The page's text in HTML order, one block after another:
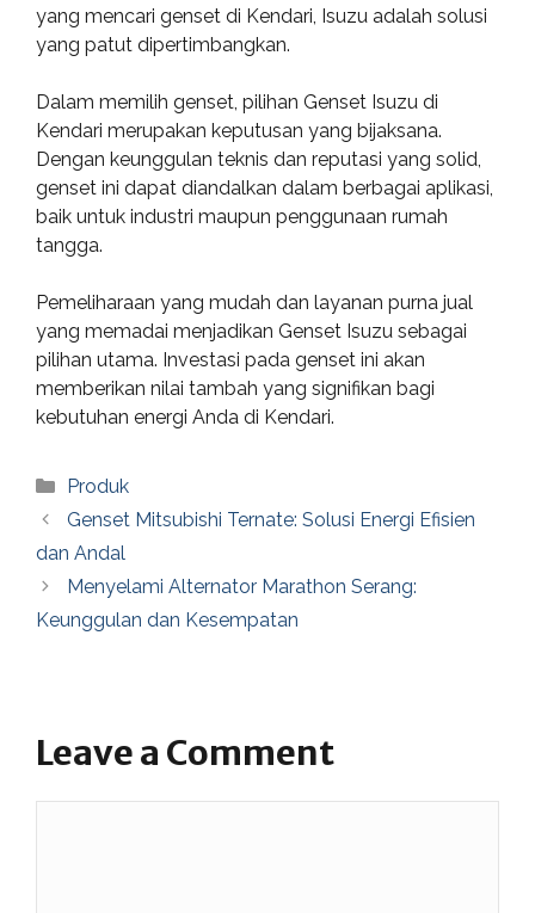
yang mencari genset di Kendari, Isuzu adalah solusi
yang patut dipertimbangkan.
Dalam memilih genset, pilihan Genset Isuzu di
Kendari merupakan keputusan yang bijaksana.
Dengan keunggulan teknis dan reputasi yang solid,
genset ini dapat diandalkan dalam berbagai aplikasi,
baik untuk industri maupun penggunaan rumah
tangga.
Pemeliharaan yang mudah dan layanan purna jual
yang memadai menjadikan Genset Isuzu sebagai
pilihan utama. Investasi pada genset ini akan
memberikan nilai tambah yang signifikan bagi
kebutuhan energi Anda di Kendari.
Categories
Produk
Genset Mitsubishi Ternate: Solusi Energi Efisien
dan Andal
Menyelami Alternator Marathon Serang:
Keunggulan dan Kesempatan
Leave a Comment